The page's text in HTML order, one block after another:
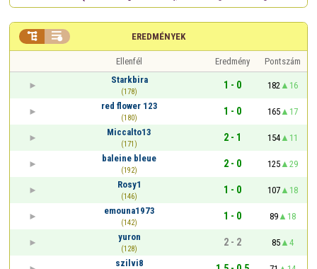
EREDMÉNYEK
 
Ellenfél Eredmény
Pontszám
Starkbira
(178)
1 - 0 182
16
red flower 123
(180)
1 - 0 165
17
Miccalto13
(171)
2 - 1 154
11
baleine bleue
(192)
2 - 0 125
29
Rosy1
(146)
1 - 0 107
18
emouna1973
(142)
1 - 0 89
18
yuron
(128)
2 - 2 85
4
szilvi8